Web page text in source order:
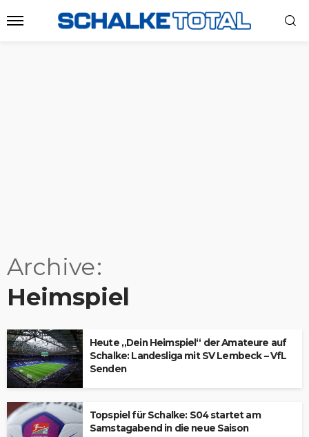
Archive
Heimspiel
Heute „Dein Heimspiel“ der Amateure auf
Schalke: Landesliga mit SV Lembeck – VfL
Senden
Topspiel für Schalke: S04 startet am
Samstagabend in die neue Saison